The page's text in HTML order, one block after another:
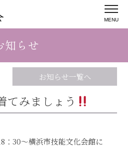
MENU
知らせ
お知らせ一覧へ
てみましょう
：30～横浜市技能文化会館に